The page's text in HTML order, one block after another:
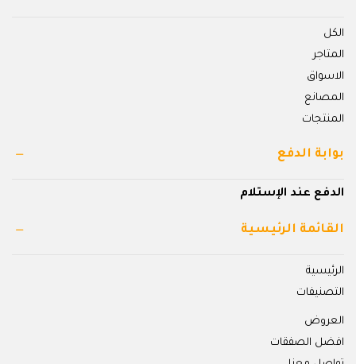
الكل
المتاجر
الاسواق
المصانع
المنتجات
بوابة الدفع
الدفع عند الإستلام
القائمة الرئيسية
الرئيسية
التصنيفات
العروض
افضل الصفقات